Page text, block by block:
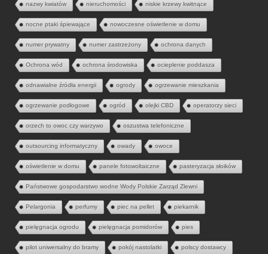
nazwy kwiatów nieruchomości niskie krzewy kwitnące
nocne ptaki śpiewające nowoczesne oświetlenie w domu
numer prywatny numer zastrzeżony ochrona danych
Ochrona wód ochrona środowiska ocieplenie poddasza
odnawialne źródła energii ogrody ogrzewanie mieszkania
ogrzewanie podłogowe ogród olejki CBD operatorzy sieci
orzech to owoc czy warzywo oszustwa telefoniczne
outsourcing informatyczny owady owoce
oświetlenie w domu panele fotowoltaiczne pasteryzacja słoików
Państwowe gospodarstwo wodne Wody Polskie Zarząd Zlewni
Pelargonia perfumy piec na pellet piekarnik
pielęgnacja ogrodu pielęgnacja pomidorów pies
pilot uniwersalny do bramy pokój nastolatki polscy dostawcy